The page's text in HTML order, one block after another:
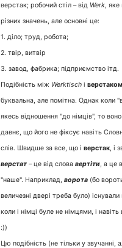
верстак; робочий стіл – від Werk, яке
різних значень, але основні це:
1. діло; труд, робота;
2. твір, витвір
3. завод, фабрика; підприємство ітд.
Подібність між Werktisch іверстаком
буквальна, але помітна. Однак коли
якесь відношення "до німців", то
давнє, що його не фіксує навіть
слів. Швидше за все, що іверстак, і
верстат – це від словавертіти, а це
"наше". Наприклад,ворота (бо
величезні двері треба було)
коли і німці буле не німцями, і
:))
Цю подібність (не тільки у звучанні,